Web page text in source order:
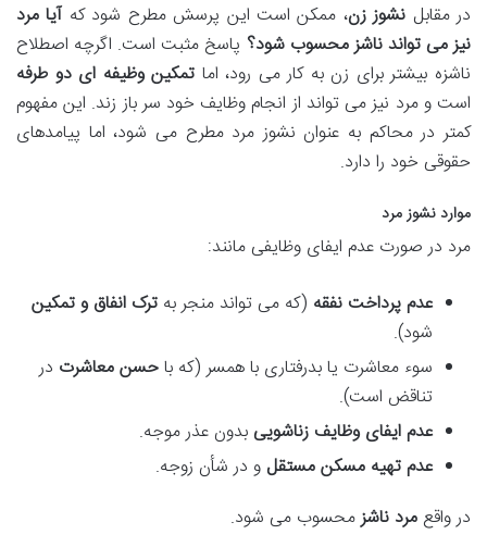
در مقابل نشوز زن، ممکن است این پرسش مطرح شود کهآیا مرد
نیز می تواند ناشز محسوب شود؟ پاسخ مثبت است. اگرچه اصطلاح
ناشزه بیشتر برای زن به کار می رود، اما تمکین وظیفه ای دو طرفه
است و مرد نیز می تواند از انجام وظایف خود سر باز زند. این مفهوم
کمتر در محاکم به عنوان نشوز مرد مطرح می شود، اما پیامدهای
حقوقی خود را دارد.
موارد نشوز مرد
مرد در صورت عدم ایفای وظایفی مانند:
عدم پرداخت نفقه (که می تواند منجر به ترک انفاق و تمکین
شود).
سوء معاشرت یا بدرفتاری با همسر (که باحسن معاشرت در
تناقض است).
عدم ایفای وظایف زناشوییبدون عذر موجه.
عدم تهیه مسکن مستقل و در شأن زوجه.
در واقع مرد ناشزمحسوب می شود.